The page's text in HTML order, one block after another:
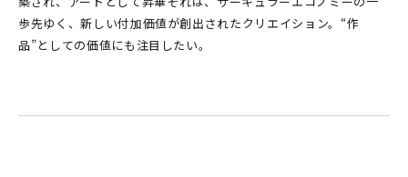
歩先ゆく、新しい付加価値が創出されたクリエイション。“作
品”としての価値にも注目したい。